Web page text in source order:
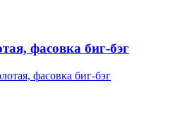
фасовка биг-бэг